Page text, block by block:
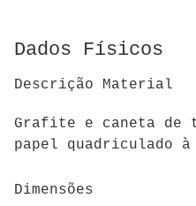
Dados Físicos
Descrição Material
Grafite e caneta de
papel quadriculado à
Dimensões